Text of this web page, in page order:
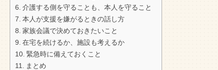
介護する側を守ることも、本人を守ること
本人が支援を嫌がるときの話し方
家族会議で決めておきたいこと
在宅を続けるか、施設も考えるか
緊急時に備えておくこと
まとめ